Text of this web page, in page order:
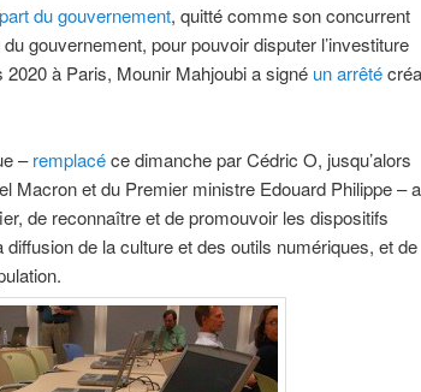
du gouvernement, quitté comme son concurrent
gouvernement, pour pouvoir disputer l’investiture
à Paris, Mounir Mahjoubi a signé un arrêté
–remplacéce dimanche par Cédric O, jusqu’alors
Macron et du Premier ministre Edouard Philippe – a
de reconnaître et de promouvoir les dispositifs
de la culture et des outils numériques, et de